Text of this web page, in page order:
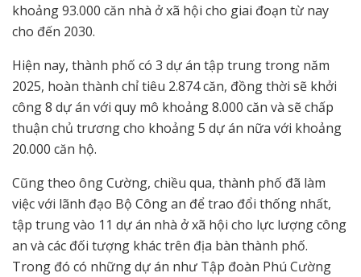
khoảng 93.000 căn nhà ở xã hội cho giai đoạn từ nay
cho đến 2030.
Hiện nay, thành phố có 3 dự án tập trung trong năm
2025, hoàn thành chỉ tiêu 2.874 căn, đồng thời sẽ khởi
công 8 dự án với quy mô khoảng 8.000 căn và sẽ chấp
thuận chủ trương cho khoảng 5 dự án nữa với khoảng
20.000 căn hộ.
Cũng theo ông Cường, chiều qua, thành phố đã làm
việc với lãnh đạo Bộ Công an để trao đổi thống nhất,
tập trung vào 11 dự án nhà ở xã hội cho lực lượng công
an và các đối tượng khác trên địa bàn thành phố.
Trong đó có những dự án như Tập đoàn Phú Cường